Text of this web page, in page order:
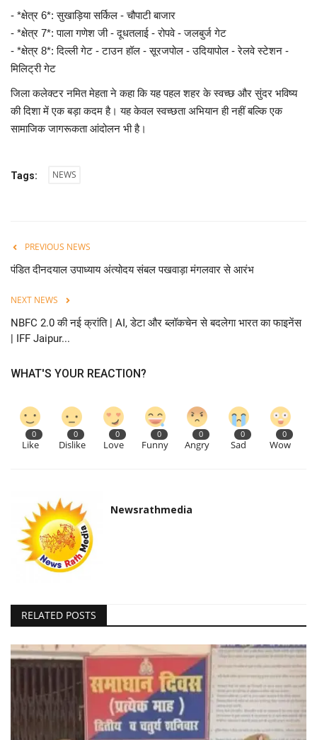
- *क्षेत्र 6*: सुखाड़िया सर्किल - चौपाटी बाजार
- *क्षेत्र 7*: पाला गणेश जी - दूधतलाई - रोपवे - जलबुर्ज गेट
- *क्षेत्र 8*: दिल्ली गेट - टाउन हॉल - सूरजपोल - उदियापोल - रेलवे स्टेशन -
मिलिट्री गेट
जिला कलेक्टर नमित मेहता ने कहा कि यह पहल शहर के स्वच्छ और सुंदर भविष्य
की दिशा में एक बड़ा कदम है। यह केवल स्वच्छता अभियान ही नहीं बल्कि एक
सामाजिक जागरूकता आंदोलन भी है।
Tags: NEWS
PREVIOUS NEWS
पंडित दीनदयाल उपाध्याय अंत्योदय संबल पखवाड़ा मंगलवार से आरंभ
NEXT NEWS
NBFC 2.0 की नई क्रांति | AI, डेटा और ब्लॉकचेन से बदलेगा भारत का फाइनेंस
| IFF Jaipur...
WHAT'S YOUR REACTION?
0
Like
0
Dislike
0
Love
0
Funny
0
Angry
0
Sad
0
Wow
Newsrathmedia
RELATED POSTS